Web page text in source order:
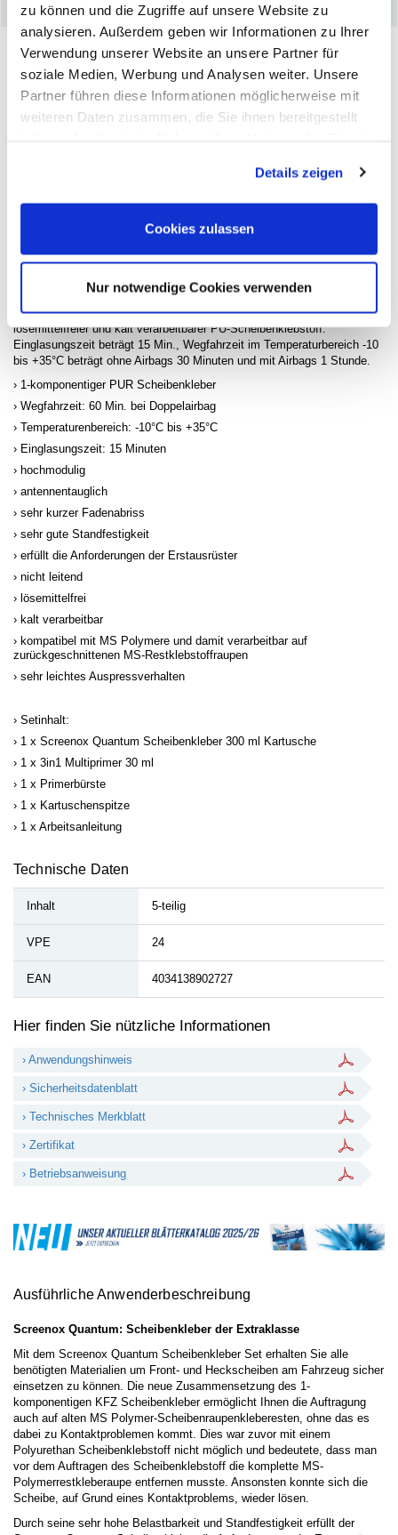
zu können und die Zugriffe auf unsere Website zu
analysieren. Außerdem geben wir Informationen zu Ihrer
Verwendung unserer Website an unsere Partner für
soziale Medien, Werbung und Analysen weiter. Unsere
Partner führen diese Informationen möglicherweise mit
weiteren Daten zusammen, die Sie ihnen bereitgestellt
Cookies, wenn Sie unsere Webseite weiterhin nutzen.
Details zeigen
Cookies zulassen
Nur notwendige Cookies verwenden
Produktdetails
seinem Video!
1-komponentiger, antennentauglicher, nicht leitender, hochmoduliger,
lösemittelfreier und kalt verarbeitbarer PU-Scheibenklebstoff.
Einglasungszeit beträgt 15 Min., Wegfahrzeit im Temperaturbereich -10
bis +35°C beträgt ohne Airbags 30 Minuten und mit Airbags 1 Stunde.
1-komponentiger PUR Scheibenkleber
Wegfahrzeit: 60 Min. bei Doppelairbag
Temperaturenbereich: -10°C bis +35°C
Einglasungszeit: 15 Minuten
hochmodulig
antennentauglich
sehr kurzer Fadenabriss
sehr gute Standfestigkeit
erfüllt die Anforderungen der Erstausrüster
nicht leitend
lösemittelfrei
kalt verarbeitbar
kompatibel mit MS Polymere und damit verarbeitbar auf
zurückgeschnittenen MS-Restklebstoffraupen
sehr leichtes Auspressverhalten
Setinhalt:
1 x Screenox Quantum Scheibenkleber 300 ml Kartusche
1 x 3in1 Multiprimer 30 ml
1 x Primerbürste
1 x Kartuschenspitze
1 x Arbeitsanleitung
Technische Daten
Inhalt 5-teilig
VPE 24
EAN 4034138902727
Hier finden Sie nützliche Informationen
› Anwendungshinweis
› Sicherheitsdatenblatt
› Technisches Merkblatt
› Zertifikat
› Betriebsanweisung
Ausführliche Anwenderbeschreibung
Screenox Quantum: Scheibenkleber der Extraklasse
Mit dem Screenox Quantum Scheibenkleber Set erhalten Sie alle
benötigten Materialien um Front- und Heckscheiben am Fahrzeug sicher
einsetzen zu können. Die neue Zusammensetzung des 1-
komponentigen KFZ Scheibenkleber ermöglicht Ihnen die Auftragung
auch auf alten MS Polymer-Scheibenraupenkleberesten, ohne das es
dabei zu Kontaktproblemen kommt. Dies war zuvor mit einem
Polyurethan Scheibenklebstoff nicht möglich und bedeutete, dass man
vor dem Auftragen des Scheibenklebstoff die komplette MS-
Polymerrestkleberaupe entfernen musste. Ansonsten konnte sich die
Scheibe, auf Grund eines Kontaktproblems, wieder lösen.
Durch seine sehr hohe Belastbarkeit und Standfestigkeit erfüllt der